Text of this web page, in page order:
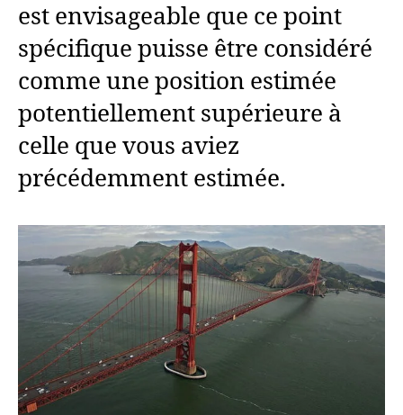
est envisageable que ce point
spécifique puisse être considéré
comme une position estimée
potentiellement supérieure à
celle que vous aviez
précédemment estimée.